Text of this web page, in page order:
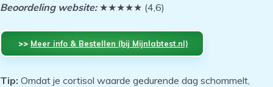
Beoordeling website:★★★★★ (4,6)
‏‏‎‏‏‎ ‎>> Meer info & Bestellen (bij Mijnlabtest.nl)
Tip: Omdat je cortisol waarde gedurende dag schommelt,